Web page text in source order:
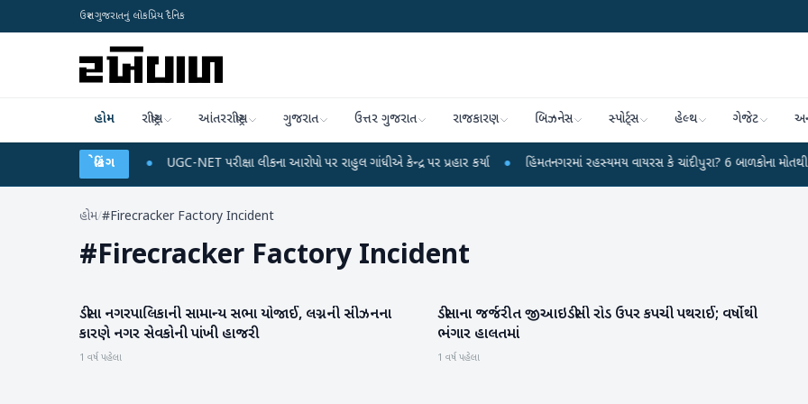
ઉત્તર ગુજરાતનું લોકપ્રિય દૈનિક
હોમ રાષ્ટ્રીય આંતરરાષ્ટ્રીય ગુજરાત ઉત્તર ગુજરાત રાજકારણ બિઝનેસ સ્પોર્ટ્સ હેલ્થ ગેજેટ
બ્રેકિંગ
● UGC-NET પરીક્ષા લીકના આરોપો પર રાહુલ ગાંધીએ કેન્દ્ર પર પ્રહાર કર્યા ● હિંમતનગરમાં રહસ્યમય વાયરસ કે ચાંદીપુરા? 6 બાળકોના મોતથી ફફડાટ ●
હોમ/#Firecracker Factory Incident
#Firecracker Factory Incident
બનાસકાંઠા
ડીસા નગરપાલિકાની સામાન્ય સભા યોજાઈ, લગ્નની સીઝનના
કારણે નગર સેવકોની પાંખી હાજરી
1 વર્ષ પહેલા
બનાસકાંઠા
ડીસાના જર્જરીત જીઆઇડીસી રોડ ઉપર કપચી પથરાઈ; વર્ષોથી
ભંગાર હાલતમાં
1 વર્ષ પહેલા